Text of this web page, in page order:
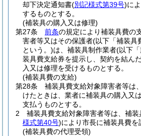
却下決定通知書(別記様式第39号)に
するものとする。
(補装具の購入又は修理)
第27条
前条の規定により補装具費の
害者等又はその保護者(以下「補装具
という。)は、補装具制作業者(以下
装具費支給券を提示し、契約を結ん
入又は修理を受けるものとする。
(補装具費の支給)
第28条
補装具費支給対象障害者等は
けたときは、業者に補装具の購入又
支払うものとする。
2
補装具費支給対象障害者等は、補
様式第40号)により市長に補装具費を
(補装具費の代理受領)